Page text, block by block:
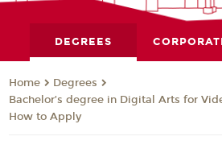
DEGREES
Home
Degrees
Bachelor’s degree in Digital Arts for
How to Apply